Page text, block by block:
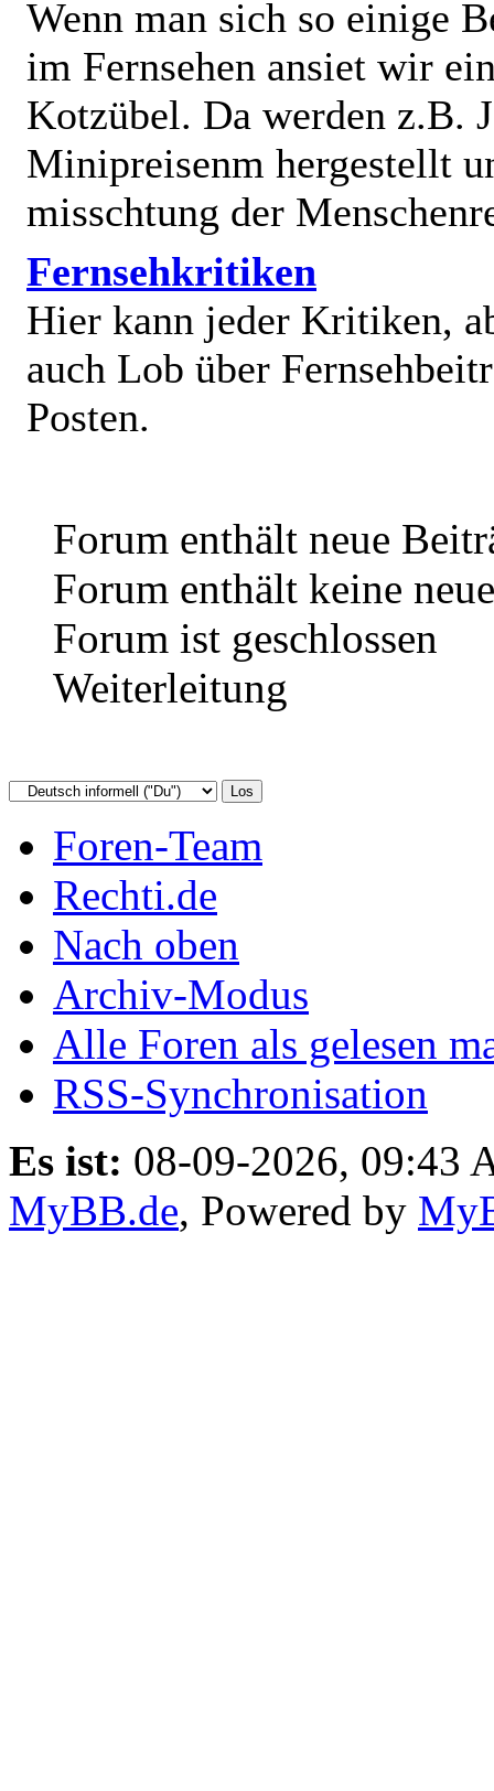
Wenn man sich so einige
im Fernsehen ansiet wir
Kotzübel. Da werden z.B.
Minipreisenm hergestellt
misschtung der
Fernsehkritiken
Hier kann jeder Kritiken,
auch Lob über
Posten.
Forum enthält neue
Forum enthält keine
Forum ist geschlossen
Weiterleitung
Foren-Team
Rechti.de
Nach oben
Archiv-Modus
Alle Foren als gelesen
RSS-Synchronisation
Es ist: 08-09-2026, 09:43
MyBB.de, Powered by